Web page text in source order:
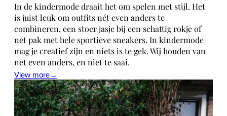
In de kindermode draait het om spelen met stijl. Het
is juist leuk om outfits nét even anders te
combineren, een stoer jasje bij een schattig rokje of
net pak met hele sportieve sneakers. In kindermode
mag je creatief zijn en niets is te gek. Wij houden van
net even anders, en niet te saai.
View more→